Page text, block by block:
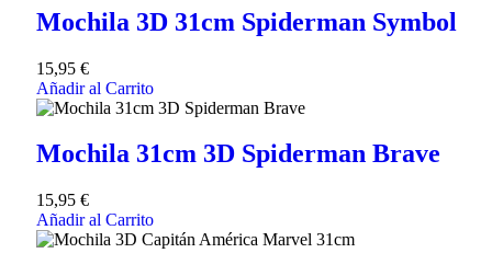
Mochila 3D 31cm Spiderman Symbol
15,95 €
Añadir al Carrito
Mochila 31cm 3D Spiderman Brave
15,95 €
Añadir al Carrito